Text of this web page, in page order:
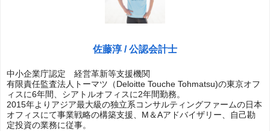
佐藤淳 / 公認会計士
中小企業庁認定 経営革新等支援機関
有限責任監査法人トーマツ（Deloitte Touche Tohmatsu)の東京オフ
ィスに6年間、シアトルオフィスに2年間勤務。
2015年よりアジア最大級の独立系コンサルティングファームの日本
オフィスにて事業戦略の構築支援、M＆Aアドバイザリー、自己勘
定投資の業務に従事。